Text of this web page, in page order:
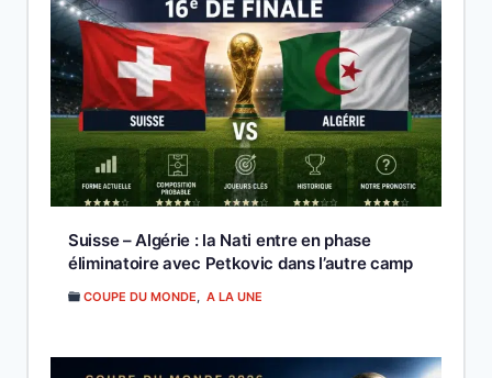
Suisse – Algérie : la Nati entre en phase
éliminatoire avec Petkovic dans l’autre camp
COUPE DU MONDE A LA UNE